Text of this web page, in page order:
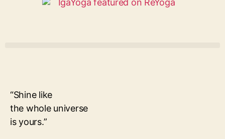
“Shine like
the whole universe
is yours.”